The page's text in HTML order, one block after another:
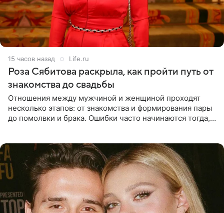
15 часов назад Life.ru
Роза Сябитова раскрыла, как пройти путь от
знакомства до свадьбы
Отношения между мужчиной и женщиной проходят
несколько этапов: от знакомства и формирования пары
до помолвки и брака. Ошибки часто начинаются тогда,